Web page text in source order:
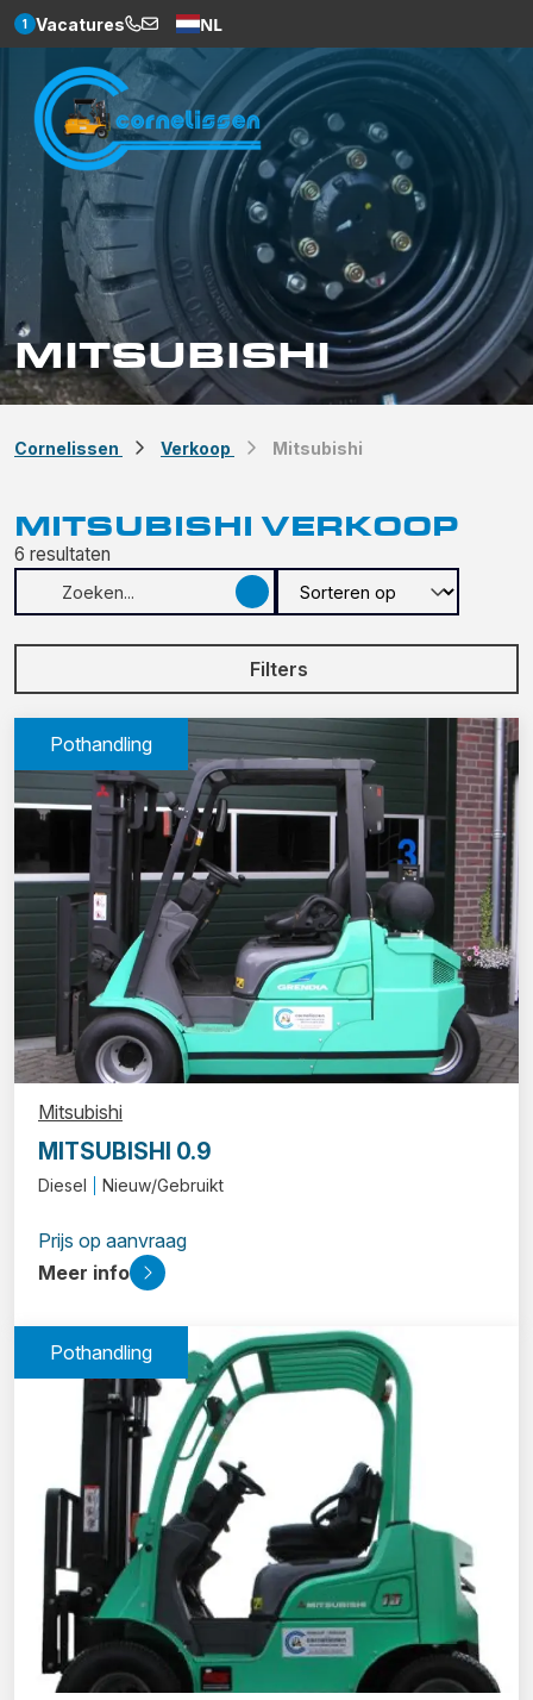
1 Vacatures NL
Weglot
MITSUBISHI
Cornelissen Verkoop Mitsubishi
MITSUBISHI VERKOOP
6 resultaten
Filters
Pothandling
Mitsubishi
MITSUBISHI 0.9
Diesel Nieuw/Gebruikt
Prijs op aanvraag
Meer info
Pothandling